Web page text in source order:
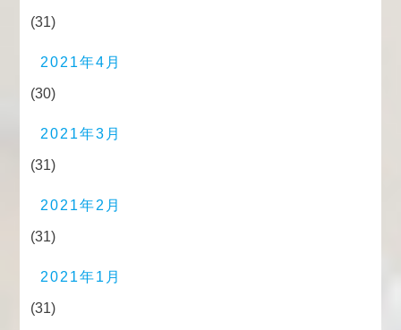
(31)
2021年4月
(30)
2021年3月
(31)
2021年2月
(31)
2021年1月
(31)